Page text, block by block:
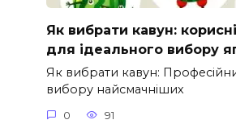
Як вибрати кавун:
для ідеального вибору
Як вибрати кавун:
вибору найсмачніших
0 91